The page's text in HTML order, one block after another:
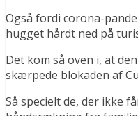
Også fordi corona-
hugget hårdt ned på
Det kom så oven i, at
skærpede blokaden af
Så specielt de, der ikke